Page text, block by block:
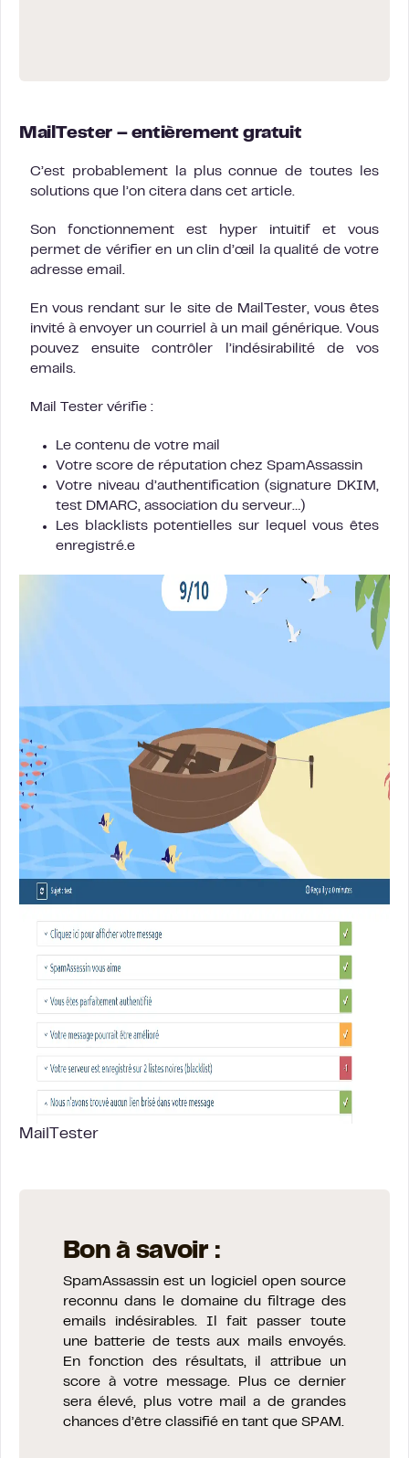
MailTester – entièrement gratuit
C’est probablement la plus connue de toutes les
solutions que l’on citera dans cet article.
Son fonctionnement est hyper intuitif et vous
permet de vérifier en un clin d’œil la qualité de votre
adresse email.
En vous rendant sur le site de MailTester, vous êtes
invité à envoyer un courriel à un mail générique. Vous
pouvez ensuite contrôler l’indésirabilité de vos
emails.
Mail Tester vérifie :
Le contenu de votre mail
Votre score de réputation chez SpamAssassin
Votre niveau d’authentification (signature DKIM,
test DMARC, association du serveur…)
Les blacklists potentielles sur lequel vous êtes
enregistré.e
MailTester
Bon à savoir :
SpamAssassin est un logiciel open source
reconnu dans le domaine du filtrage des
emails indésirables. Il fait passer toute
une batterie de tests aux mails envoyés.
En fonction des résultats, il attribue un
score à votre message. Plus ce dernier
sera élevé, plus votre mail a de grandes
chances d’être classifié en tant que SPAM.